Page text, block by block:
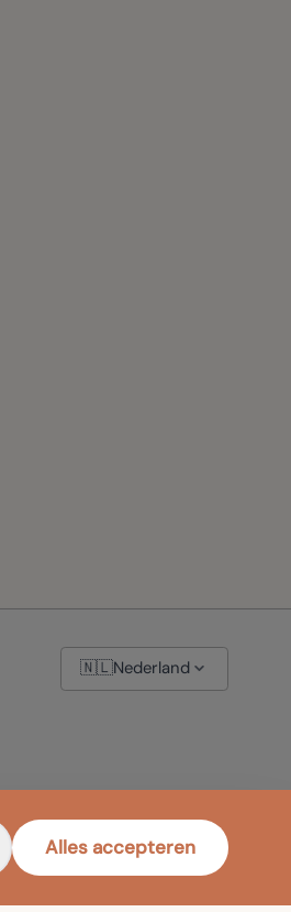
Alles accepteren
🇳🇱Nederland